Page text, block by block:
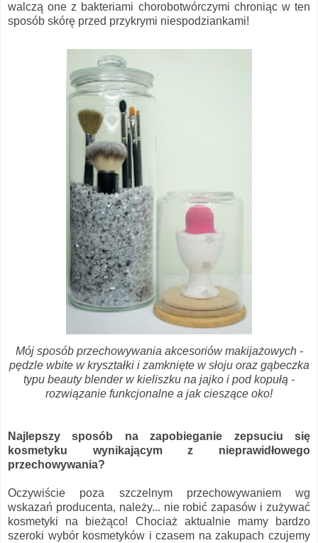
walczą one z bakteriami chorobotwórczymi chroniąc w ten
sposób skórę przed przykrymi niespodziankami!
Mój sposób przechowywania akcesoriów makijażowych -
pędzle wbite w kryształki i zamknięte w słoju oraz gąbeczka
typu beauty blender w kieliszku na jajko i pod kopułą -
rozwiązanie funkcjonalne a jak cieszące oko!
Najlepszy sposób na zapobieganie zepsuciu się
kosmetyku wynikającym z nieprawidłowego
przechowywania?
Oczywiście poza szczelnym przechowywaniem wg
wskazań producenta, należy... nie robić zapasów i zużywać
kosmetyki na bieżąco! Chociaż aktualnie mamy bardzo
szeroki wybór kosmetyków i czasem na zakupach czujemy